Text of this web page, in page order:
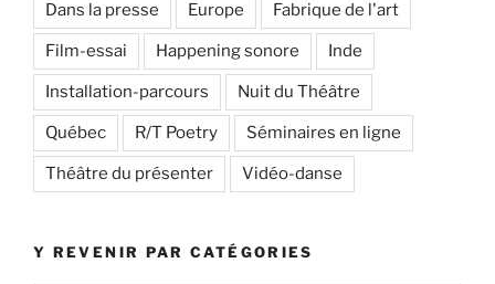
Dans la presse Europe Fabrique de l'art
Film-essai Happening sonore Inde
Installation-parcours Nuit du Théâtre
Québec R/T Poetry Séminaires en ligne
Théâtre du présenter Vidéo-danse
Y REVENIR PAR CATÉGORIES